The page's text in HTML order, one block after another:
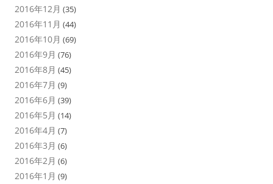
2016年12月 (35)
2016年11月 (44)
2016年10月 (69)
2016年9月 (76)
2016年8月 (45)
2016年7月 (9)
2016年6月 (39)
2016年5月 (14)
2016年4月 (7)
2016年3月 (6)
2016年2月 (6)
2016年1月 (9)